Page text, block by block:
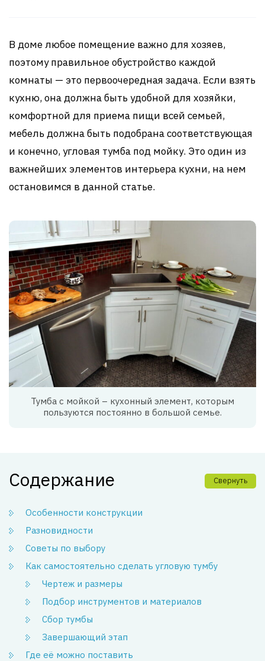
В доме любое помещение важно для хозяев,
поэтому правильное обустройство каждой
комнаты — это первоочередная задача. Если взять
кухню, она должна быть удобной для хозяйки,
комфортной для приема пищи всей семьей,
мебель должна быть подобрана соответствующая
и конечно, угловая тумба под мойку. Это один из
важнейших элементов интерьера кухни, на нем
остановимся в данной статье.
Тумба с мойкой – кухонный элемент, которым
пользуются постоянно в большой семье.
Содержание Свернуть
Особенности конструкции
Разновидности
Советы по выбору
Как самостоятельно сделать угловую тумбу
Чертеж и размеры
Подбор инструментов и материалов
Сбор тумбы
Завершающий этап
Где её можно поставить